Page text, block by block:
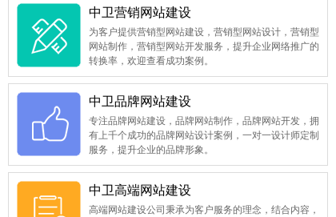
中卫营销网站建设
为客户提供营销型网站建设，营销型网站设计，营销型
网站制作，营销型网站开发服务，提升企业网络推广的
转换率，欢迎查看成功案例。
中卫品牌网站建设
专注品牌网站建设，品牌网站制作，品牌网站开发，拥
有上千个成功的品牌网站设计案例，一对一设计师定制
服务，提升企业的品牌形象。
中卫高端网站建设
高端网站建设公司秉承为客户服务的理念，结合内容，